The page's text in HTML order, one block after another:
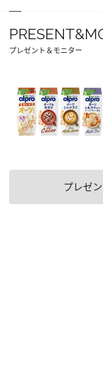
プレゼント＆モニター
プレゼ